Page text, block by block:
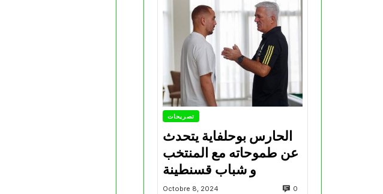
تصريحات
الحارس بوحلفاية يتحدث
عن طموحاته مع المنتخب
و شباب قسنطينة
Octobre 8, 2024 0